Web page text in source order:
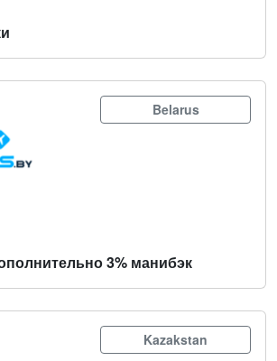
Belarus
3% манибэк
Kazakstan